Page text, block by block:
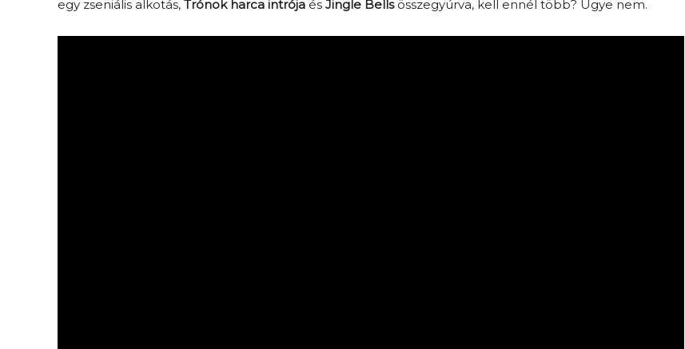
egy zseniális alkotás, Trónok harca intrója és Jingle Bellsösszegyúrva, kell ennél több? Ugye nem.